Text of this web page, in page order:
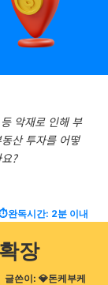
악재로 인해 부
산 투자를 어떻
?
완독시간: 2분 이내
장
글쓴이: 💎돈케부케